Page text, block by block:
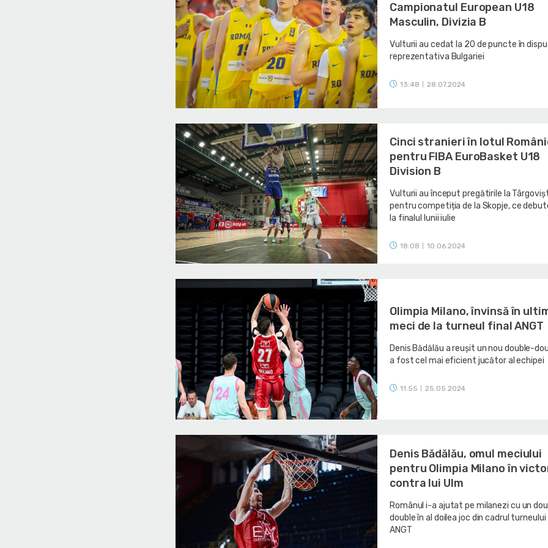
Campionatul European U18
Masculin, Divizia B
Vulturii au cedat la 20 de puncte în
reprezentativa Bulgariei
13:48 28.07.2024
Cinci stranieri în lotul
pentru FIBA EuroBasket U18
Division B
Vulturii au început pregătirile la
pentru competiția de la Skopje, ce
la finalul lunii iulie
18:08 10.06.2024
Olimpia Milano, învinsă în
meci de la turneul final ANGT
Denis Bădălău a reușit un nou double-
a fost cel mai eficient jucător al echipei
11:55 25.05.2024
Denis Bădălău, omul meciului
pentru Olimpia Milano în
contra lui Ulm
Românul i-a ajutat pe milanezi cu un
double în al doilea joc din cadrul turneului
ANGT